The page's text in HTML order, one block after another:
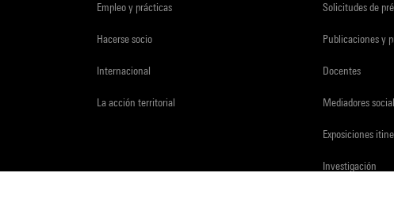
Empleo y prácticas
Hacerse socio
Internacional
La acción territorial
Solicitudes de
Publicaciones y
Docentes
Mediadores
Exposiciones
Investigación